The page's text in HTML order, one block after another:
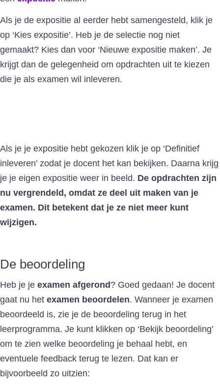
Als je de expositie al eerder hebt samengesteld, klik je
op ‘Kies expositie’. Heb je de selectie nog niet
gemaakt? Kies dan voor ‘Nieuwe expositie maken’. Je
krijgt dan de gelegenheid om opdrachten uit te kiezen
die je als examen wil inleveren.
Als je je expositie hebt gekozen klik je op ‘Definitief
inleveren’ zodat je docent het kan bekijken. Daarna krijg
je je eigen expositie weer in beeld. De opdrachten zijn
nu vergrendeld, omdat ze deel uit maken van je
examen. Dit betekent dat je ze niet meer kunt
wijzigen.
De beoordeling
Heb je je examen afgerond? Goed gedaan! Je docent
gaat nu het examen beoordelen. Wanneer je examen
beoordeeld is, zie je de beoordeling terug in het
leerprogramma. Je kunt klikken op ‘Bekijk beoordeling’
om te zien welke beoordeling je behaal hebt, en
eventuele feedback terug te lezen. Dat kan er
bijvoorbeeld zo uitzien: